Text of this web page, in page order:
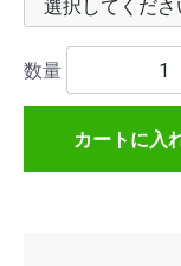
数量
カートに入